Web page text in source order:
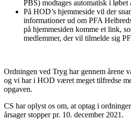
PBS) modtages automatisk i løbet
På HOD’s hjemmeside vil der
informationer ud om PFA
på hjemmesiden komme et link,
medlemmer, der vil tilmelde sig
Ordningen ved Tryg har gennem årene
og vi har i HOD været meget tilfredse
opgaven.
CS har oplyst os om, at optag i
årsager stopper pr. 10. december 2021.